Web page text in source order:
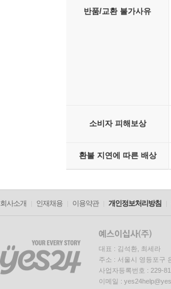
반품/교환 불가사유
소비자 피해보상
환불 지연에 따른 배상
회사소개 인재채용 이용약관 개인정보처리방침
대표 : 김석환, 최세라
주소 : 서울시 영등포구
사업자등록번호 : 229-
이메일 :